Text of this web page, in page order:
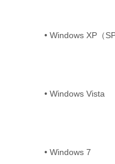
• Windows XP（
• Windows Vista
• Windows 7